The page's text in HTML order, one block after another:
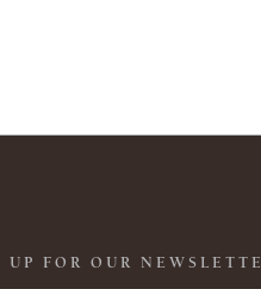
UP FOR OUR